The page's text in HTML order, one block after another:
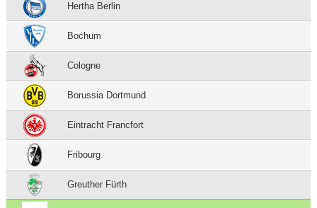
Hertha Berlin
Bochum
Cologne
Borussia Dortmund
Eintracht Francfort
Fribourg
Greuther Fürth